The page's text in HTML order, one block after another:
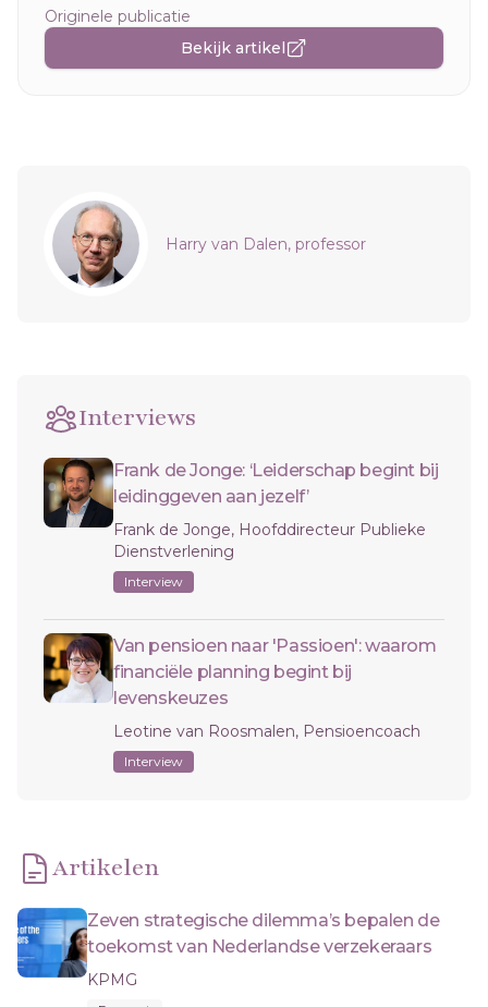
Originele publicatie
Bekijk artikel
Sidebar
Harry van Dalen, professor
Interviews
Frank de Jonge: ‘Leiderschap begint bij
leidinggeven aan jezelf’
Frank de Jonge, Hoofddirecteur Publieke
Dienstverlening
Interview
Van pensioen naar 'Passioen': waarom
financiële planning begint bij
levenskeuzes
Leotine van Roosmalen, Pensioencoach
Interview
Artikelen
Zeven strategische dilemma’s bepalen de
toekomst van Nederlandse verzekeraars
KPMG